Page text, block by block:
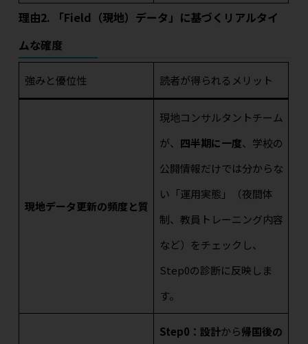
理由2. 「Field（現地）データ」に基づくリアルタイ
ムな確度
強みと優位性 読者が得られるメリット
現地データ更新の頻度と質
現地コンサルタントチーム
が、 四半期に一度、学校の
公開情報だけでは分からな
い「運用実態」（夜間体
制、教員トレーニング内容
など）をチェックし、
Step0の診断に反映しま
す。
Step0：設計から帰国後の